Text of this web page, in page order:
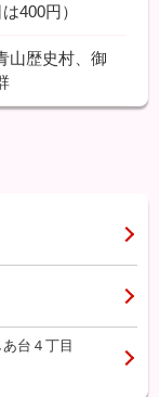
400円）
山歴史村、御
台４丁目